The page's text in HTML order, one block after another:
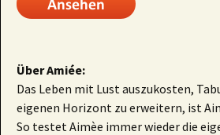
Über Amiée:
Das Leben mit Lust auszukosten,
eigenen Horizont zu erweitern, ist
So testet Aimèe immer wieder die